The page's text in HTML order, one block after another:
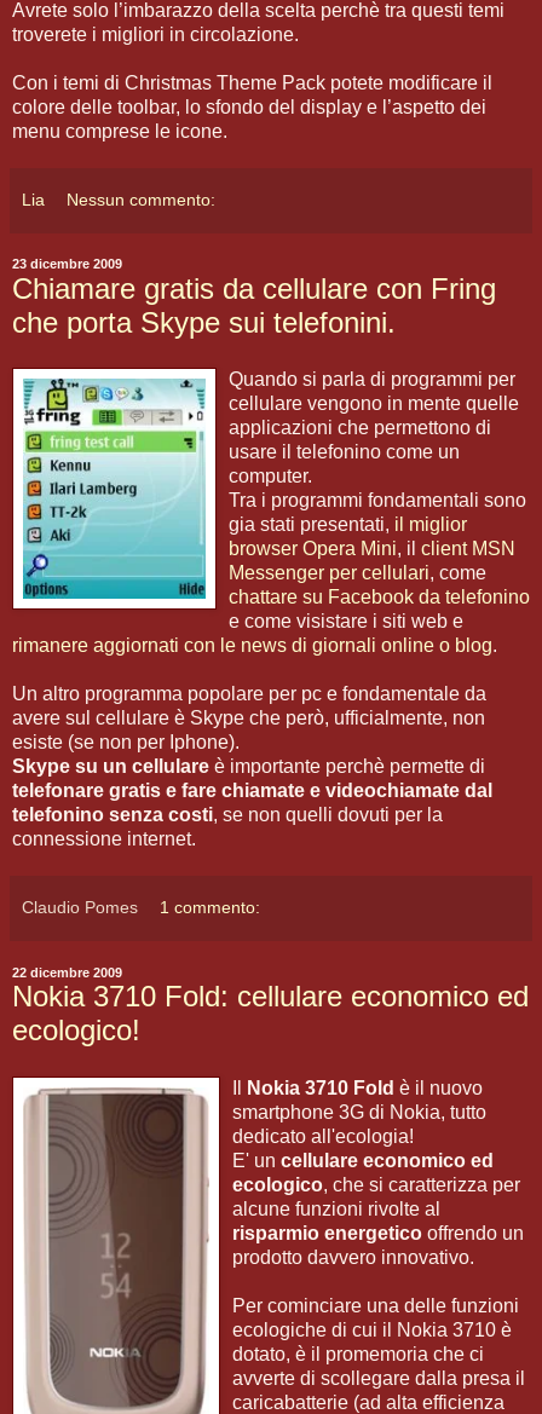
Avrete solo l’imbarazzo della scelta perchè tra questi temi
troverete i migliori in circolazione.
Con i temi di Christmas Theme Pack potete modificare il
colore delle toolbar, lo sfondo del display e l’aspetto dei
menu comprese le icone.
Lia Nessun commento:
23 dicembre 2009
Chiamare gratis da cellulare con Fring
che porta Skype sui telefonini.
Quando si parla di programmi per
cellulare vengono in mente quelle
applicazioni che permettono di
usare il telefonino come un
computer.
Tra i programmi fondamentali sono
gia stati presentati, il miglior
browser Opera Mini, il client MSN
Messenger per cellulari, come
chattare su Facebook da telefonino
e come visistare i siti web e
rimanere aggiornati con le news di giornali online o blog.
Un altro programma popolare per pc e fondamentale da
avere sul cellulare è Skype che però, ufficialmente, non
esiste (se non per Iphone).
Skype su un cellulare è importante perchè permette di
telefonare gratis e fare chiamate e videochiamate dal
telefonino senza costi, se non quelli dovuti per la
connessione internet.
Claudio Pomes 1 commento:
22 dicembre 2009
Nokia 3710 Fold: cellulare economico ed
ecologico!
Nokia 3710 Fold è il nuovo
smartphone 3G di Nokia, tutto
dedicato all'ecologia!
E' un cellulare economico ed
ecologico, che si caratterizza per
alcune funzioni rivolte al
risparmio energetico offrendo un
prodotto davvero innovativo.
Per cominciare una delle funzioni
ecologiche di cui il Nokia 3710 è
dotato, è il promemoria che ci
avverte di scollegare dalla presa il
caricabatterie (ad alta efficienza